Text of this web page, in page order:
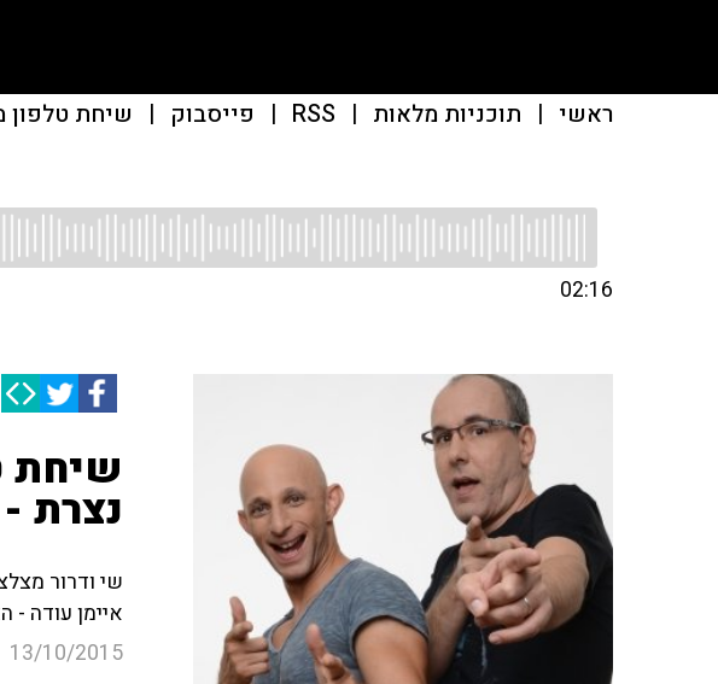
ראשי | תוכניות מלאות |
RSS
| פייסבוק | שיחת טלפון
02:16
שיחת
נצרת
שי ודרור
איימן עודה -
13/10/2015